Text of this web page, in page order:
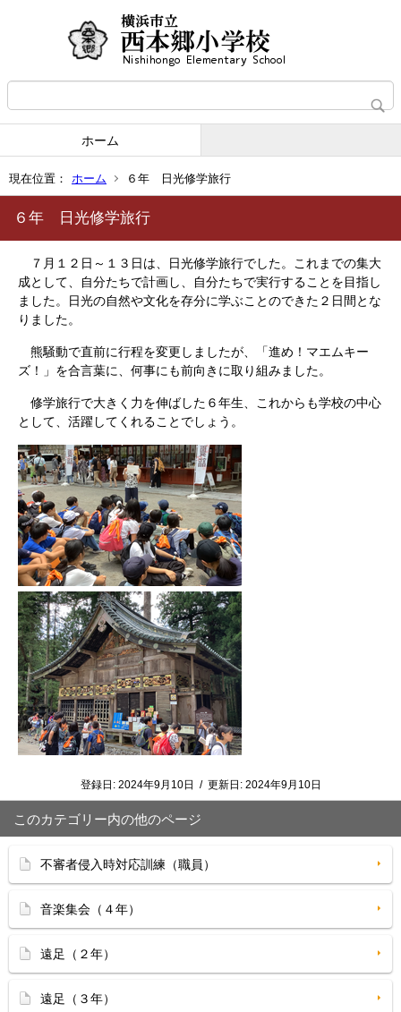
ホーム
現在位置： ホーム ６年 日光修学旅行
６年 日光修学旅行
７月１２日～１３日は、日光修学旅行でした。これまでの集大
成として、自分たちで計画し、自分たちで実行することを目指し
ました。日光の自然や文化を存分に学ぶことのできた２日間とな
りました。
熊騒動で直前に行程を変更しましたが、「進め！マエムキー
ズ！」を合言葉に、何事にも前向きに取り組みました。
修学旅行で大きく力を伸ばした６年生、これからも学校の中心
として、活躍してくれることでしょう。
登録日: 2024年9月10日 / 更新日: 2024年9月10日
このカテゴリー内の他のページ
不審者侵入時対応訓練（職員）
音楽集会（４年）
遠足（２年）
遠足（３年）